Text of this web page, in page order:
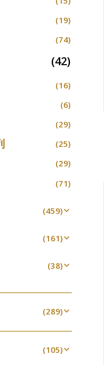
(27)
(17)
(8)
(3)
(5)
(9)
(2)
(4)
(1)
(19)
(74)
(42)
(16)
(6)
(29)
(25)
(29)
(71)
(459)
(13)
(18)
(20)
(161)
(2)
(19)
(38)
(289)
(20)
(41)
(105)